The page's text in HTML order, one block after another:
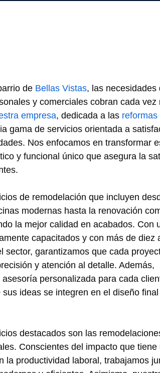
de Bellas Vistas, las necesidades
y comerciales cobran cada vez
empresa, dedicada a las
gama de servicios orientada a
Nos enfocamos en transformar
y funcional único que asegura la
de remodelación que incluyen
modernas hasta la renovación
la mejor calidad en acabados. Con
capacitados y con más de diez
sector, garantizamos que cada
y atención al detalle. Además,
personalizada para cada
ideas se integren en el diseño
destacados son las
Conscientes del impacto que
la productividad laboral, trabajamos